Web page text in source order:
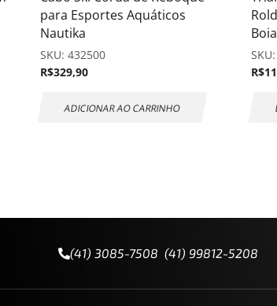
para Esportes Aquáticos
Nautika
SKU: 432500
R$329,90
ADICIONAR AO CARRINHO
SKU:
R$
(41) 3085-7508 (41) 99812-5208